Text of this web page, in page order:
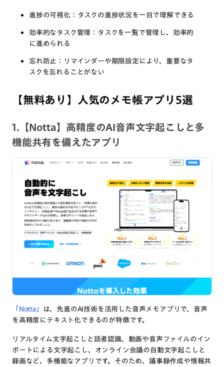
進捗の可視化：タスクの進捗状況を一目で理解できる
効率的なタスク管理：タスクを一覧で管理し、効率的
に進められる
忘れ防止：リマインダーや期限設定により、重要なタ
スクを忘れることがない
【無料あり】人気のメモ帳アプリ5選
1.【Notta】高精度のAI音声文字起こしと多
機能共有を備えたアプリ
「Notta」
は、先進のAI技術を活用した音声メモアプリで、音声
を高精度にテキスト化できるのが特徴です。
リアルタイム文字起こしと話者認識、動画や音声ファイルのイン
ポートによる文字起こし、オンライン会議の自動文字起こしと
録画など、多機能なアプリです。そのため、議事録作成や情報共